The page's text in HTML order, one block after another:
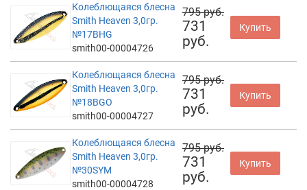
Колеблющаяся блесна
Smith Heaven 3,0гр.
№17BHG
smith00-00004726
795 руб.
731
руб.
Купить
Колеблющаяся блесна
Smith Heaven 3,0гр.
№18BGO
smith00-00004727
795 руб.
731
руб.
Купить
Колеблющаяся блесна
Smith Heaven 3,0гр.
№30SYM
smith00-00004728
795 руб.
731
руб.
Купить